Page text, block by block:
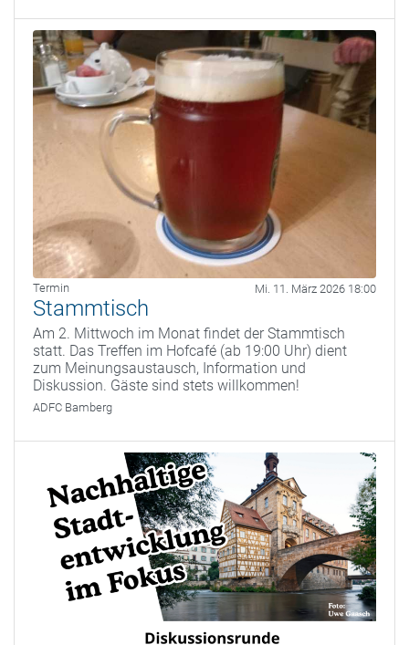
Termin Mi. 11. März 2026 18:00
Stammtisch
Am 2. Mittwoch im Monat findet der Stammtisch
statt. Das Treffen im Hofcafé (ab 19:00 Uhr) dient
zum Meinungsaustausch, Information und
Diskussion. Gäste sind stets willkommen!
ADFC Bamberg